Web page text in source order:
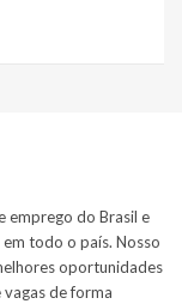
emprego do Brasil e
todo o país. Nosso
oportunidades
de forma